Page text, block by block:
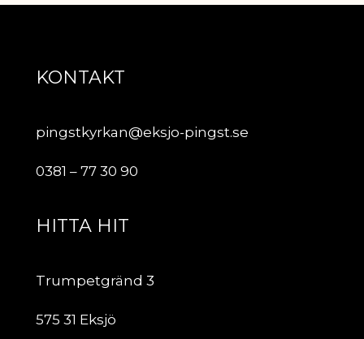
KONTAKT
pingstkyrkan@eksjo-pingst.se
0381 – 77 30 90
HITTA HIT
Trumpetgränd 3
575 31 Eksjö